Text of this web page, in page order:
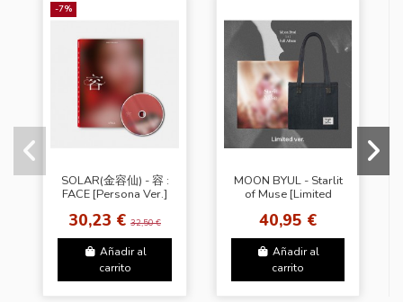
-7%
SOLAR(金容仙) - 容 :
FACE [Persona Ver.]
30,23 €32,50 €
Añadir al
carrito
MOON BYUL - Starlit
of Muse [Limited
40,95 €
Añadir al
carrito